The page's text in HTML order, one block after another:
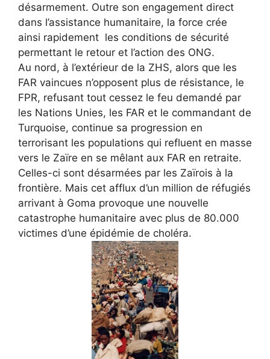
désarmement. Outre son engagement direct
dans l’assistance humanitaire, la force crée
ainsi rapidement les conditions de sécurité
permettant le retour et l’action des ONG.
Au nord, à l’extérieur de la ZHS, alors que les
FAR vaincues n’opposent plus de résistance, le
FPR, refusant tout cessez le feu demandé par
les Nations Unies, les FAR et le commandant de
Turquoise, continue sa progression en
terrorisant les populations qui refluent en masse
vers le Zaïre en se mêlant aux FAR en retraite.
Celles-ci sont désarmées par les Zaïrois à la
frontière. Mais cet afflux d’un million de réfugiés
arrivant à Goma provoque une nouvelle
catastrophe humanitaire avec plus de 80.000
victimes d’une épidémie de choléra.